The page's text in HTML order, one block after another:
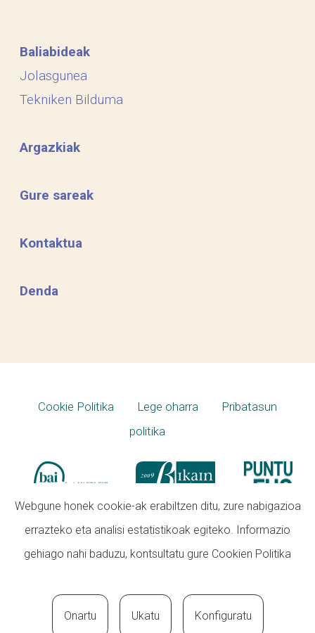
Baliabideak
Jolasgunea
Tekniken Bilduma
Argazkiak
Gure sareak
Kontaktua
Denda
Cookie Politika Lege oharra
Pribatasun
politika
Webgune honek cookie-ak erabiltzen ditu, zure nabigazioa
errazteko eta analisi estatistikoak egiteko. Informazio
gehiago nahi baduzu, kontsultatu gure Cookien Politika
Onartu Ukatu Konfiguratu